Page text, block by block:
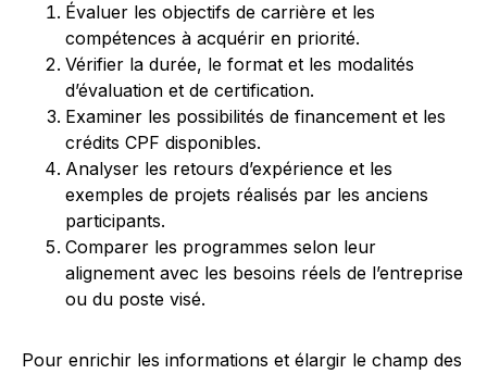
Évaluer les objectifs de carrière et les
compétences à acquérir en priorité.
Vérifier la durée, le format et les modalités
d’évaluation et de certification.
Examiner les possibilités de financement et les
crédits CPF disponibles.
Analyser les retours d’expérience et les
exemples de projets réalisés par les anciens
participants.
Comparer les programmes selon leur
alignement avec les besoins réels de l’entreprise
ou du poste visé.
Pour enrichir les informations et élargir le champ des